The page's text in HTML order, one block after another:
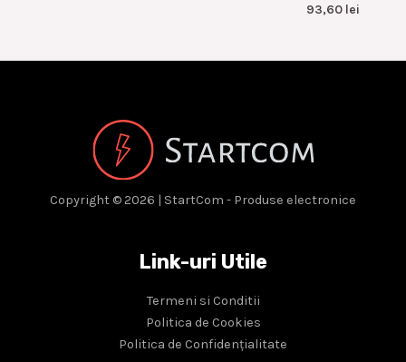
93,60 lei
Copyright © 2026 | StartCom - Produse electronice
Link-uri Utile
Termeni si Conditii
Politica de Cookies
Politica de Confidențialitate